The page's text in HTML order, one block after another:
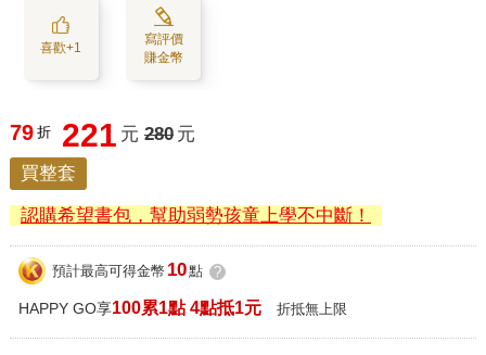
喜歡+1
寫評價
賺金幣
79 折 221 元 280 元
買整套
認購希望書包，幫助弱勢孩童上學不中斷！
預計最高可得金幣 10點 ?
HAPPY GO享100累1點 4點抵1元 折抵無上限